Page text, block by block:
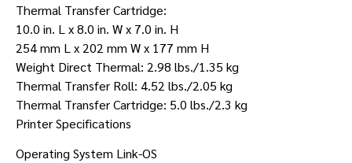
Thermal Transfer Cartridge:
10.0 in. L x 8.0 in. W x 7.0 in. H
254 mm L x 202 mm W x 177 mm H
Weight Direct Thermal: 2.98 lbs./1.35 kg
Thermal Transfer Roll: 4.52 lbs./2.05 kg
Thermal Transfer Cartridge: 5.0 lbs./2.3 kg
Printer Specifications
Operating System Link-OS